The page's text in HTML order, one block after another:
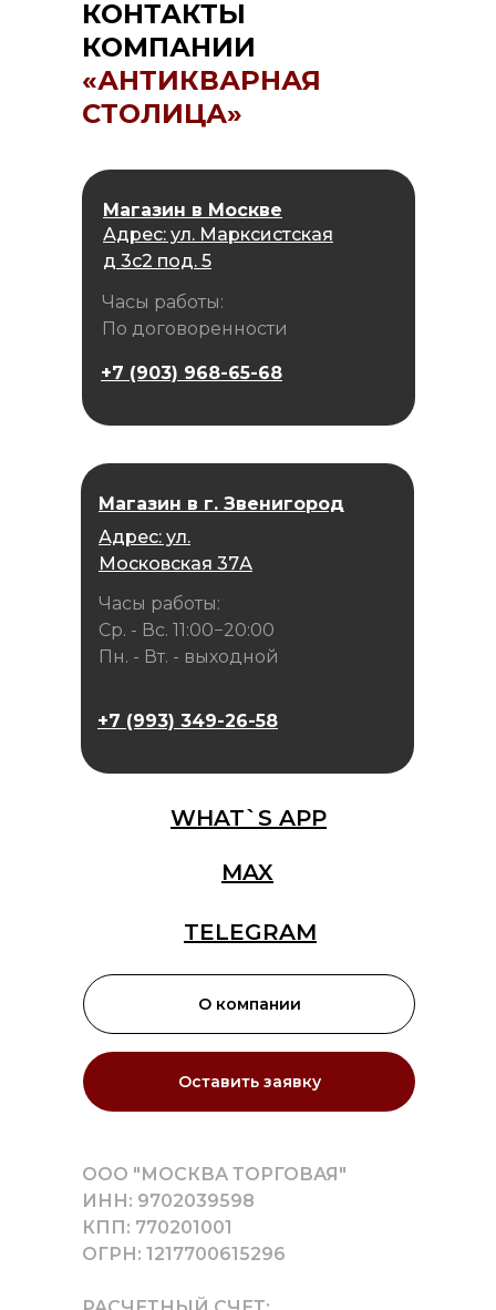
КОНТАКТЫ
КОМПАНИИ
«АНТИКВАРНАЯ
СТОЛИЦА»
Оставить заявку
Магазин в Москве
Адрес: ул. Марксистская
д 3с2 под. 5
Часы работы:
По договоренности
О компании
MAX
TELEGRAM
WHAT`S APP
Часы работы:
Ср. - Вс. 11:00−20:00
Пн. - Вт. - выходной
ООО "МОСКВА ТОРГОВАЯ"
ИНН: 9702039598
КПП: 770201001
ОГРН: 1217700615296
Магазин в г. Звенигород
Адрес: ул.
Московская 37А
+7 (993) 349-26-58
+7 (903) 968-65-68